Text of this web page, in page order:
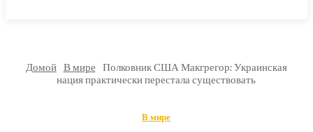
Домой В мире
Полковник США Макгрегор: Украинская
нация практически перестала существовать
В мире